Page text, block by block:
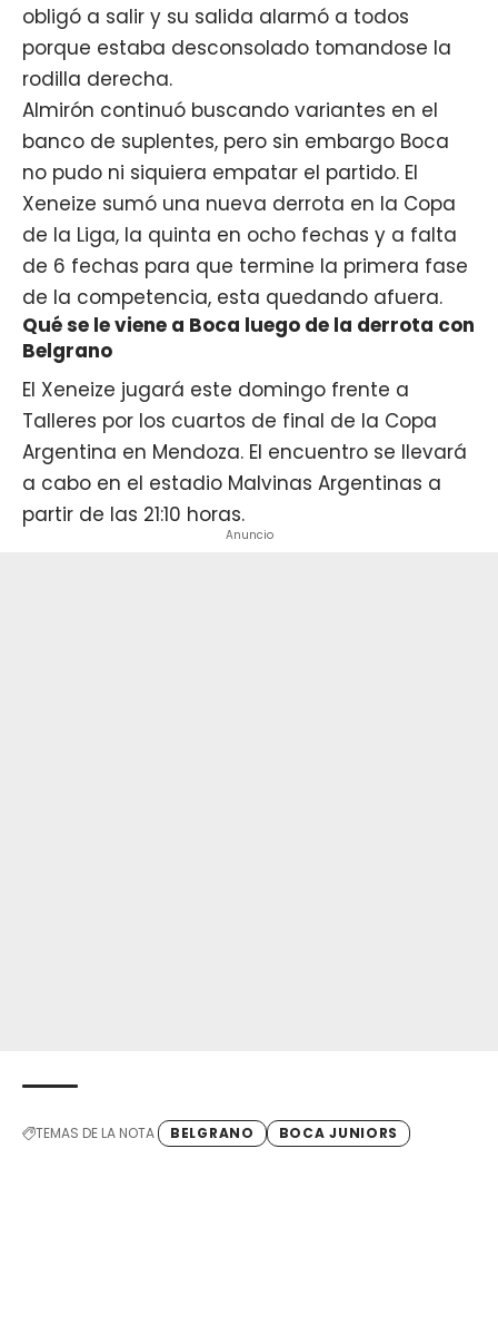
obligó a salir y su salida alarmó a todos
porque estaba desconsolado tomandose la
rodilla derecha.
Almirón continuó buscando variantes en el
banco de suplentes, pero sin embargo Boca
no pudo ni siquiera empatar el partido. El
Xeneize sumó una nueva derrota en la Copa
de la Liga, la quinta en ocho fechas y a falta
de 6 fechas para que termine la primera fase
de la competencia, esta quedando afuera.
Qué se le viene a Boca luego de la derrota con
Belgrano
El Xeneize jugará este domingo frente a
Talleres por los cuartos de final de la Copa
Argentina en Mendoza. El encuentro se llevará
a cabo en el estadio Malvinas Argentinas a
partir de las 21:10 horas.
Anuncio
TEMAS DE LA NOTA BELGRANO BOCA JUNIORS